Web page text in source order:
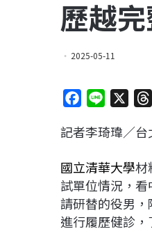
歷越
2025-05-11
c
b
o
o
k
n
記者李琦瑋／台
國立清華大學材
試單位情況，
請研替的役男
進行履歷健診